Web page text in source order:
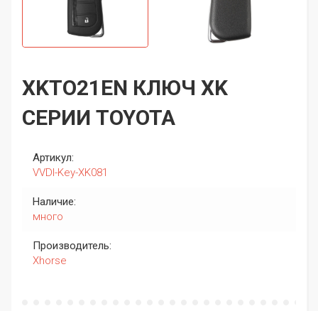
XKTO21EN КЛЮЧ XK
СЕРИИ TOYOTA
Артикул:
VVDI-Key-XK081
Наличие:
много
Производитель:
Xhorse